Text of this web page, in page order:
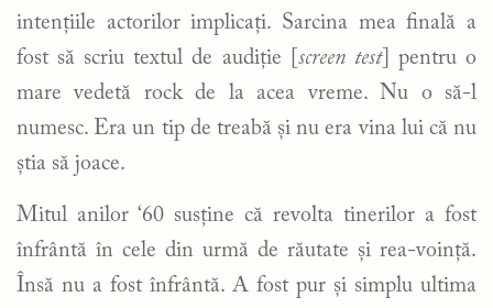
intențiile actorilor implicați. Sarcina mea finală a
fost să scriu textul de audiție [ screen test] pentru o
mare vedetă rock de la acea vreme. Nu o să-l
numesc. Era un tip de treabă și nu era vina lui că nu
știa să joace.
Mitul anilor ‘60 susține că revolta tinerilor a fost
înfrântă în cele din urmă de răutate și rea-voință.
Însă nu a fost înfrântă. A fost pur și simplu ultima